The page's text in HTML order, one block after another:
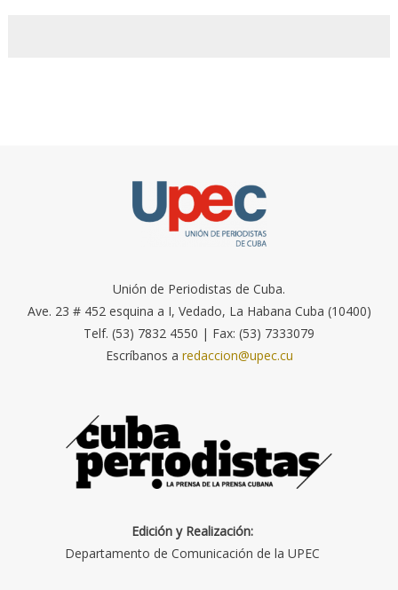
Unión de Periodistas de Cuba.
Ave. 23 # 452 esquina a I, Vedado, La Habana Cuba (10400)
Telf. (53) 7832 4550 | Fax: (53) 7333079
Escríbanos a redaccion@upec.cu
Edición y Realización:
Departamento de Comunicación de la UPEC